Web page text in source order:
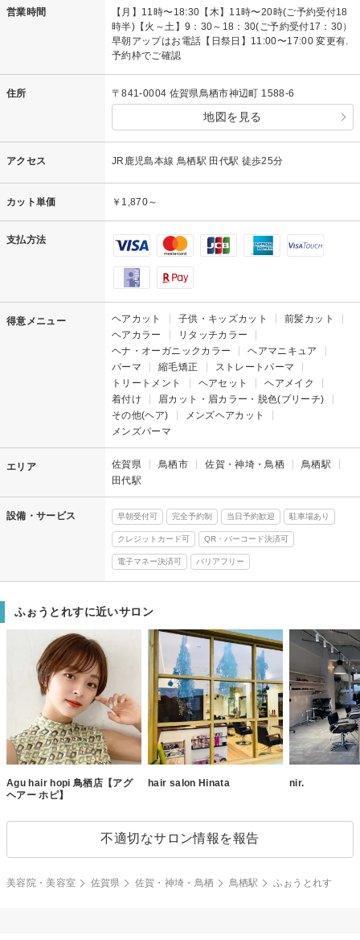
営業時間
【月】11時〜18:30【木】11時〜20時(ご予約受付18
時半)【火～土】9：30～18：30(ご予約受付17：30）
早朝アップはお電話【日祭日】11:00〜17:00 変更有.
予約枠でご確認
住所 〒841-0004 佐賀県鳥栖市神辺町 1588-6
地図を見る
アクセス JR鹿児島本線 鳥栖駅 田代駅 徒歩25分
カット単価 ￥1,870～
支払方法
得意メニュー ヘアカット 子供・キッズカット
前髪カット
ヘアカラー
リタッチカラー
ヘナ・オーガニックカラー
ヘアマニキュア
パーマ
縮毛矯正
ストレートパーマ
トリートメント
ヘアセット
ヘアメイク
着付け
眉カット・眉カラー・脱色(ブリーチ)
その他(ヘア)
メンズヘアカット
メンズパーマ
エリア 佐賀県 鳥栖市 佐賀・神埼・鳥栖
鳥栖駅
田代駅
設備・サービス 早朝受付可 完全予約制 当日予約歓迎 駐車場あり
クレジットカード可 QR・バーコード決済可
電子マネー決済可 バリアフリー
ふぉうとれすに近いサロン
Agu hair hopi 鳥栖店【アグ
ヘアー ホピ】
hair salon Hinata nir.
不適切なサロン情報を報告
美容院・美容室 佐賀県 佐賀・神埼・鳥栖 鳥栖駅 ふぉうとれす